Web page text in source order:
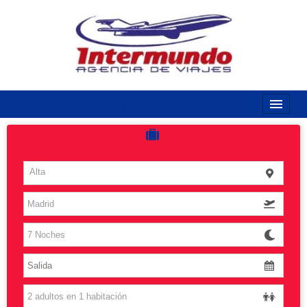
Costas
Vuelos
Islas
Caribe
Grandes Viajes
Alta